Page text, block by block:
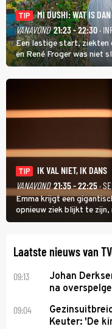
TIP
MI DUSHI: WAT IS
VANAVOND 21:23 - 22:30 ·
Een lastige start, ziekten
en René Froger was niet
Wat Is Dan Liefde?
uit vissen om het over de
TIP
IK VAL NIET, IK DANS
VANAVOND 21:35 - 22:25·
Emma krijgt een
opnieuw ziek blijkt te zijn,
Ik Dans laat ze zien dat
Laatste nieuws van
09:13
Johan
na
09:04
Keuter: 'De